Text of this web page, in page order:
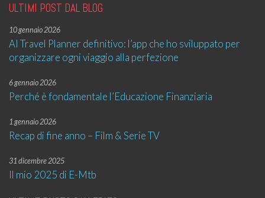
ULTIMI POST DAL BLOG
10 gennaio 2026
AI Travel Planner definitivo: l’app che ho sviluppato per
organizzare ogni viaggio alla perfezione
6 gennaio 2026
Perché è fondamentale l’Educazione Finanziaria
1 gennaio 2026
Recap di fine anno – Film & Serie TV
31 dicembre 2025
Il mio 2025 di E-Mtb